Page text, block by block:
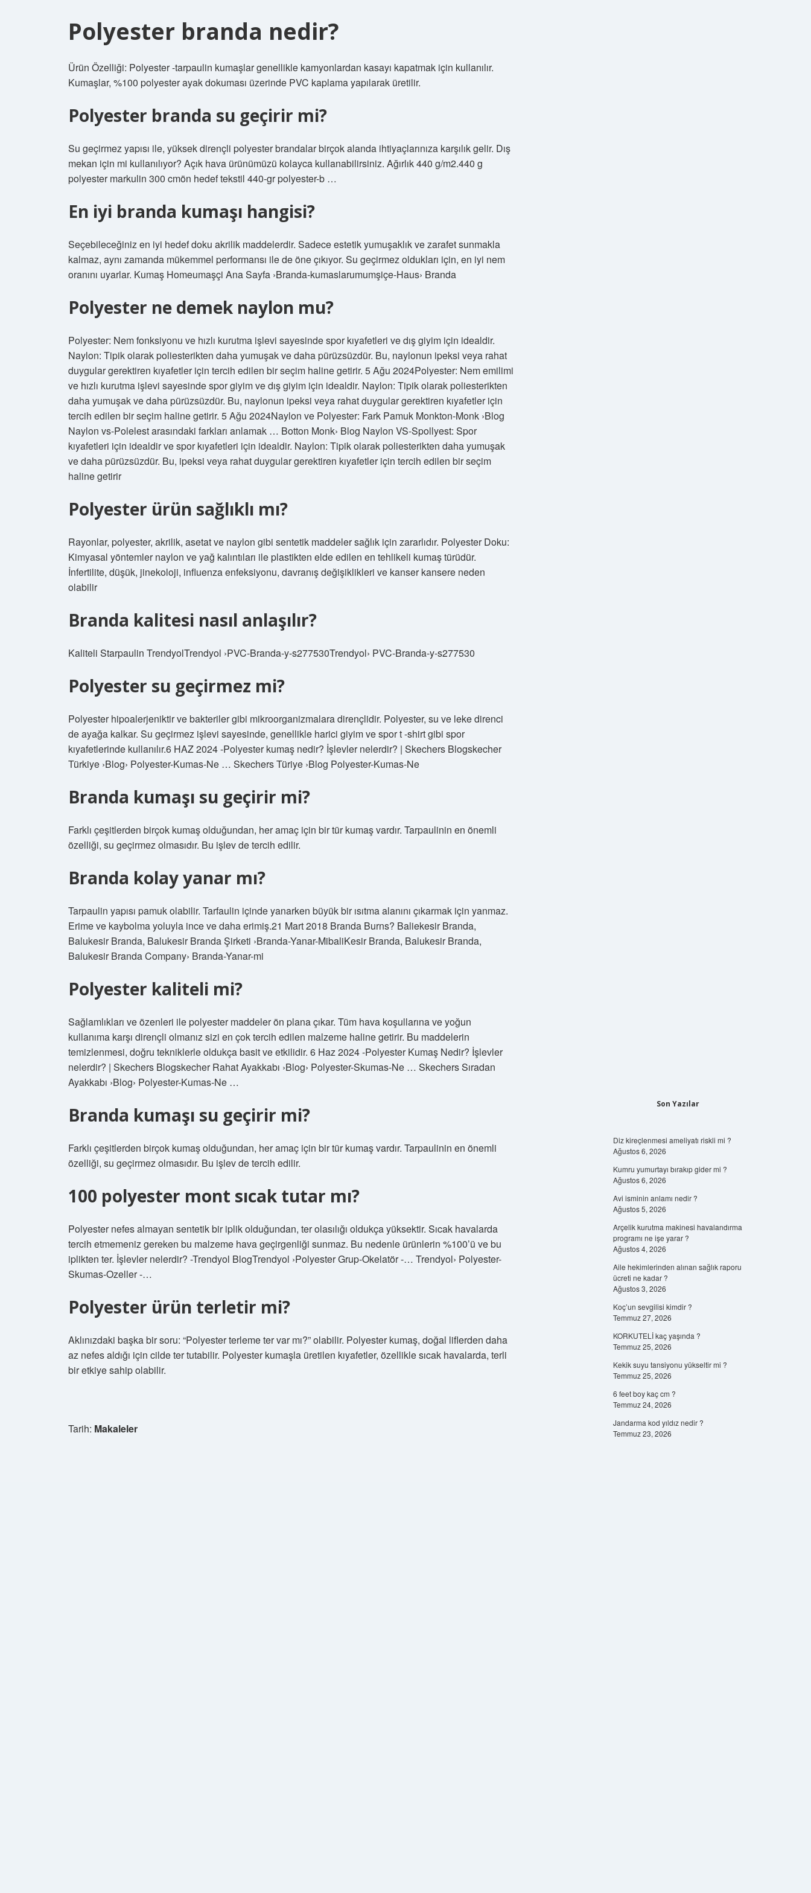
Polyester branda nedir?
Ürün Özelliği: Polyester -tarpaulin kumaşlar genellikle kamyonlardan kasayı kapatmak için kullanılır.
Kumaşlar, %100 polyester ayak dokuması üzerinde PVC kaplama yapılarak üretilir.
Polyester branda su geçirir mi?
Su geçirmez yapısı ile, yüksek dirençli polyester brandalar birçok alanda ihtiyaçlarınıza karşılık gelir. Dış
mekan için mi kullanılıyor? Açık hava ürünümüzü kolayca kullanabilirsiniz. Ağırlık 440 g/m2.440 g
polyester markulin 300 cmön hedef tekstil 440-gr polyester-b …
En iyi branda kumaşı hangisi?
Seçebileceğiniz en iyi hedef doku akrilik maddelerdir. Sadece estetik yumuşaklık ve zarafet sunmakla
kalmaz, aynı zamanda mükemmel performansı ile de öne çıkıyor. Su geçirmez oldukları için, en iyi nem
oranını uyarlar. Kumaş Homeumaşçi Ana Sayfa ›Branda-kumaslarumumşiçe-Haus› Branda
Polyester ne demek naylon mu?
Polyester: Nem fonksiyonu ve hızlı kurutma işlevi sayesinde spor kıyafetleri ve dış giyim için idealdir.
Naylon: Tipik olarak poliesterikten daha yumuşak ve daha pürüzsüzdür. Bu, naylonun ipeksi veya rahat
duygular gerektiren kıyafetler için tercih edilen bir seçim haline getirir. 5 Ağu 2024Polyester: Nem emilimi
ve hızlı kurutma işlevi sayesinde spor giyim ve dış giyim için idealdir. Naylon: Tipik olarak poliesterikten
daha yumuşak ve daha pürüzsüzdür. Bu, naylonun ipeksi veya rahat duygular gerektiren kıyafetler için
tercih edilen bir seçim haline getirir. 5 Ağu 2024Naylon ve Polyester: Fark Pamuk Monkton-Monk ›Blog
Naylon vs-Polelest arasındaki farkları anlamak … Botton Monk› Blog Naylon VS-Spollyest: Spor
kıyafetleri için idealdir ve spor kıyafetleri için idealdir. Naylon: Tipik olarak poliesterikten daha yumuşak
ve daha pürüzsüzdür. Bu, ipeksi veya rahat duygular gerektiren kıyafetler için tercih edilen bir seçim
haline getirir
Polyester ürün sağlıklı mı?
Rayonlar, polyester, akrilik, asetat ve naylon gibi sentetik maddeler sağlık için zararlıdır. Polyester Doku:
Kimyasal yöntemler naylon ve yağ kalıntıları ile plastikten elde edilen en tehlikeli kumaş türüdür.
İnfertilite, düşük, jinekoloji, influenza enfeksiyonu, davranış değişiklikleri ve kanser kansere neden
olabilir
Branda kalitesi nasıl anlaşılır?
Kaliteli Starpaulin TrendyolTrendyol ›PVC-Branda-y-s277530Trendyol› PVC-Branda-y-s277530
Polyester su geçirmez mi?
Polyester hipoalerjeniktir ve bakteriler gibi mikroorganizmalara dirençlidir. Polyester, su ve leke direnci
de ayağa kalkar. Su geçirmez işlevi sayesinde, genellikle harici giyim ve spor t -shirt gibi spor
kıyafetlerinde kullanılır.6 HAZ 2024 -Polyester kumaş nedir? İşlevler nelerdir? | Skechers Blogskecher
Türkiye ›Blog› Polyester-Kumas-Ne … Skechers Türiye ›Blog Polyester-Kumas-Ne
Branda kumaşı su geçirir mi?
Farklı çeşitlerden birçok kumaş olduğundan, her amaç için bir tür kumaş vardır. Tarpaulinin en önemli
özelliği, su geçirmez olmasıdır. Bu işlev de tercih edilir.
Branda kolay yanar mı?
Tarpaulin yapısı pamuk olabilir. Tarfaulin içinde yanarken büyük bir ısıtma alanını çıkarmak için yanmaz.
Erime ve kaybolma yoluyla ince ve daha erimiş.21 Mart 2018 Branda Burns? Baliekesir Branda,
Balukesir Branda, Balukesir Branda Şirketi ›Branda-Yanar-MibaliKesir Branda, Balukesir Branda,
Balukesir Branda Company› Branda-Yanar-mi
Polyester kaliteli mi?
Sağlamlıkları ve özenleri ile polyester maddeler ön plana çıkar. Tüm hava koşullarına ve yoğun
kullanıma karşı dirençli olmanız sizi en çok tercih edilen malzeme haline getirir. Bu maddelerin
temizlenmesi, doğru tekniklerle oldukça basit ve etkilidir. 6 Haz 2024 -Polyester Kumaş Nedir? İşlevler
nelerdir? | Skechers Blogskecher Rahat Ayakkabı ›Blog› Polyester-Skumas-Ne … Skechers Sıradan
Ayakkabı ›Blog› Polyester-Kumas-Ne …
Branda kumaşı su geçirir mi?
Farklı çeşitlerden birçok kumaş olduğundan, her amaç için bir tür kumaş vardır. Tarpaulinin en önemli
özelliği, su geçirmez olmasıdır. Bu işlev de tercih edilir.
100 polyester mont sıcak tutar mı?
Polyester nefes almayan sentetik bir iplik olduğundan, ter olasılığı oldukça yüksektir. Sıcak havalarda
tercih etmemeniz gereken bu malzeme hava geçirgenliği sunmaz. Bu nedenle ürünlerin %100’ü ve bu
iplikten ter. İşlevler nelerdir? -Trendyol BlogTrendyol ›Polyester Grup-Okelatör -… Trendyol› Polyester-
Skumas-Ozeller -…
Polyester ürün terletir mi?
Aklınızdaki başka bir soru: “Polyester terleme ter var mı?” olabilir. Polyester kumaş, doğal liflerden daha
az nefes aldığı için cilde ter tutabilir. Polyester kumaşla üretilen kıyafetler, özellikle sıcak havalarda, terli
bir etkiye sahip olabilir.
Tarih: Makaleler
Son Yazılar
Diz kireçlenmesi ameliyatı riskli mi ?
Ağustos 6, 2026
Kumru yumurtayı bırakıp gider mi ?
Ağustos 6, 2026
Avi isminin anlamı nedir ?
Ağustos 5, 2026
Arçelik kurutma makinesi havalandırma
programı ne işe yarar ?
Ağustos 4, 2026
Aile hekimlerinden alınan sağlık raporu
ücreti ne kadar ?
Ağustos 3, 2026
Koç’un sevgilisi kimdir ?
Temmuz 27, 2026
KORKUTELİ kaç yaşında ?
Temmuz 25, 2026
Kekik suyu tansiyonu yükseltir mi ?
Temmuz 25, 2026
6 feet boy kaç cm ?
Temmuz 24, 2026
Jandarma kod yıldız nedir ?
Temmuz 23, 2026